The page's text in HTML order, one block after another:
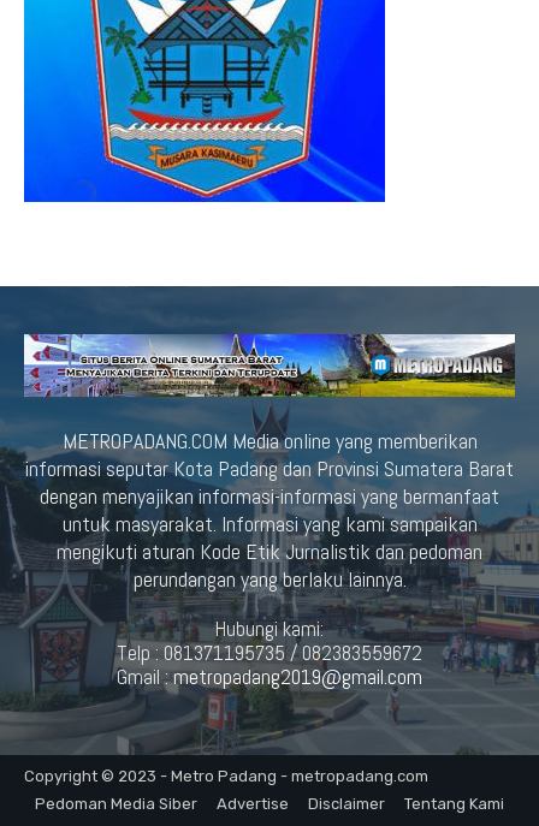
METROPADANG.COM Media online yang memberikan
informasi seputar Kota Padang dan Provinsi Sumatera Barat
dengan menyajikan informasi-informasi yang bermanfaat
untuk masyarakat. Informasi yang kami sampaikan
mengikuti aturan Kode Etik Jurnalistik dan pedoman
perundangan yang berlaku lainnya.
Hubungi kami:
Telp : 081371195735 / 082383559672
Gmail :metropadang2019@gmail.com
Copyright © 2023 - Metro Padang - metropadang.com
Pedoman Media Siber
Advertise Disclaimer Tentang Kami